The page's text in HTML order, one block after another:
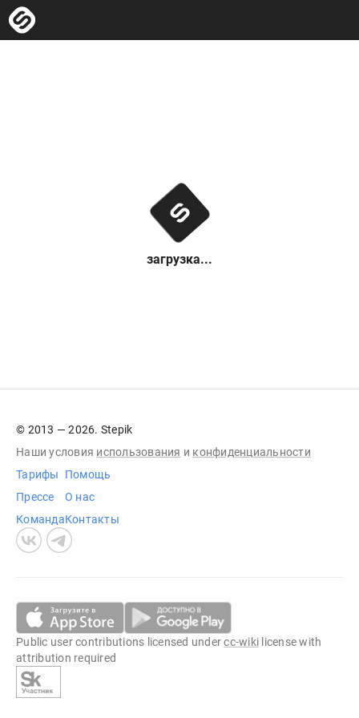
загрузка...
© 2013 — 2026. Stepik
Наши условия использования и конфиденциальности
Тарифы
Прессе
Команда
Помощь
О нас
Контакты
Public user contributions licensed undercc-wiki license with
attribution required